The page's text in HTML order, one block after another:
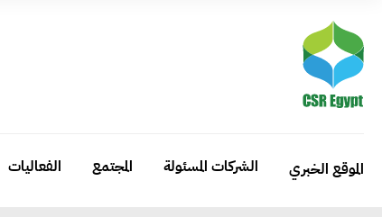
الموقع الخبري الشركات المسئولة المجتمع الفعاليات